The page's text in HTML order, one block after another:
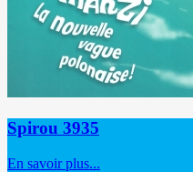
Spirou 3935
En savoir plus...